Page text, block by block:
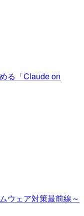
る「Claude on
ウェア対策最前線～